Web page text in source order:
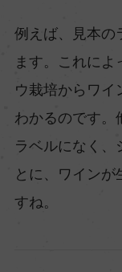
例えば、見本の
ます。これに
ウ栽培からワイ
わかるのです。
ラベルになく、
とに、ワインが
すね。